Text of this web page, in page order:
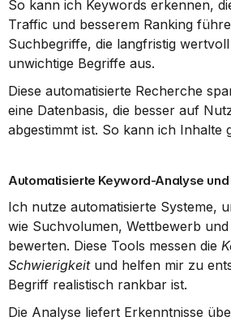
So kann ich Keywords erkennen,
Traffic und besserem Ranking
Suchbegriffe, die langfristig
unwichtige Begriffe aus.
Diese automatisierte Recherche
eine Datenbasis, die besser auf
abgestimmt ist. So kann ich Inhalte
Automatisierte Keyword-Analyse
Ich nutze automatisierte Systeme,
wie Suchvolumen, Wettbewerb
bewerten. Diese Tools messen die
Schwierigkeit und helfen mir zu
Begriff realistisch rankbar ist.
Die Analyse liefert Erkenntnisse